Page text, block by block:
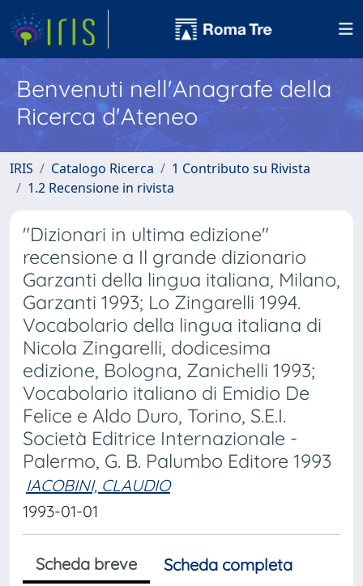
Benvenuti nell'Anagrafe della
Ricerca d'Ateneo
IRIS Catalogo Ricerca
1 Contributo su Rivista
1.2 Recensione in rivista
"Dizionari in ultima edizione"
recensione a Il grande dizionario
Garzanti della lingua italiana, Milano,
Garzanti 1993; Lo Zingarelli 1994.
Vocabolario della lingua italiana di
Nicola Zingarelli, dodicesima
edizione, Bologna, Zanichelli 1993;
Vocabolario italiano di Emidio De
Felice e Aldo Duro, Torino, S.E.I.
Società Editrice Internazionale -
Palermo, G. B. Palumbo Editore 1993
IACOBINI, CLAUDIO
1993-01-01
Scheda breve
Scheda completa